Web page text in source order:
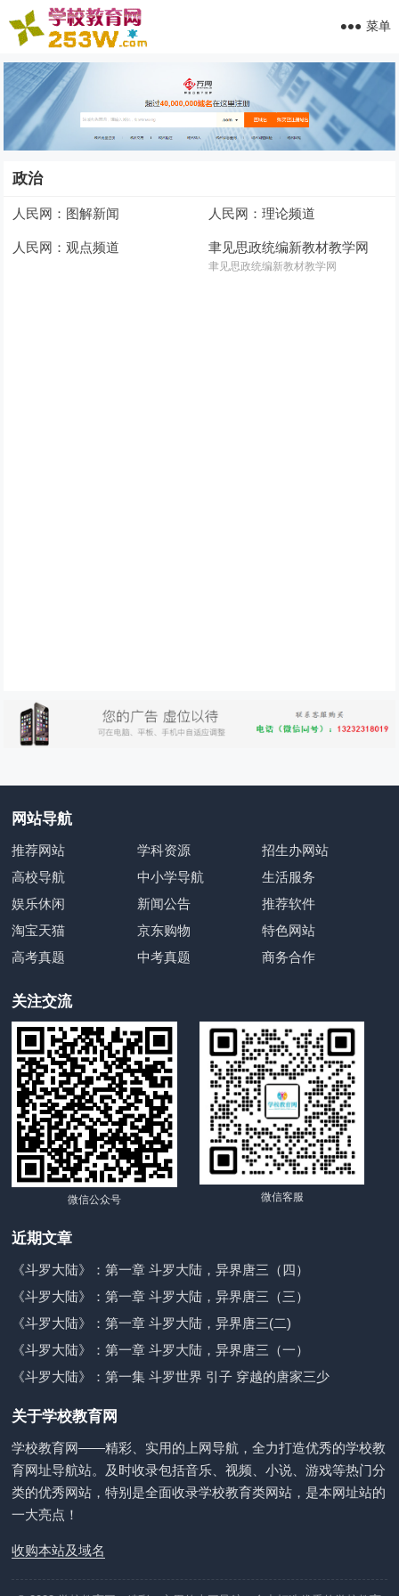
菜单
政治
人民网：图解新闻 人民网：理论频道
人民网：观点频道 聿见思政统编新教材教学网
聿见思政统编新教材教学网
网站导航
推荐网站 学科资源
招生办网站
高校导航
中小学导航
生活服务
娱乐休闲
新闻公告
推荐软件
淘宝天猫
京东购物
特色网站
高考真题
中考真题 商务合作
关注交流
微信公众号 微信客服
近期文章
《斗罗大陆》：第一章 斗罗大陆，异界唐三（四）
《斗罗大陆》：第一章 斗罗大陆，异界唐三（三）
《斗罗大陆》：第一章 斗罗大陆，异界唐三(二)
《斗罗大陆》：第一章 斗罗大陆，异界唐三（一）
《斗罗大陆》：第一集 斗罗世界 引子 穿越的唐家三少
关于学校教育网
学校教育网——精彩、实用的上网导航，全力打造优秀的学校教
育网址导航站。及时收录包括音乐、视频、小说、游戏等热门分
类的优秀网站，特别是全面收录学校教育类网站，是本网址站的
一大亮点！
收购本站及域名